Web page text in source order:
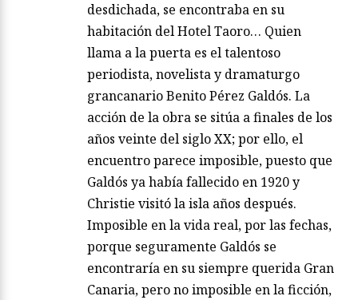
desdichada, se encontraba en su
habitación del Hotel Taoro… Quien
llama a la puerta es el talentoso
periodista, novelista y dramaturgo
grancanario Benito Pérez Galdós. La
acción de la obra se sitúa a finales de los
años veinte del siglo XX; por ello, el
encuentro parece imposible, puesto que
Galdós ya había fallecido en 1920 y
Christie visitó la isla años después.
Imposible en la vida real, por las fechas,
porque seguramente Galdós se
encontraría en su siempre querida Gran
Canaria, pero no imposible en la ficción,